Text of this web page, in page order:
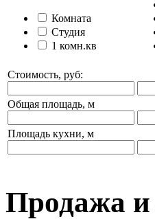
Комната
Студия
1 комн.кв
Стоимость, руб:
Общая площадь, м
Площадь кухни, м
Продажа и